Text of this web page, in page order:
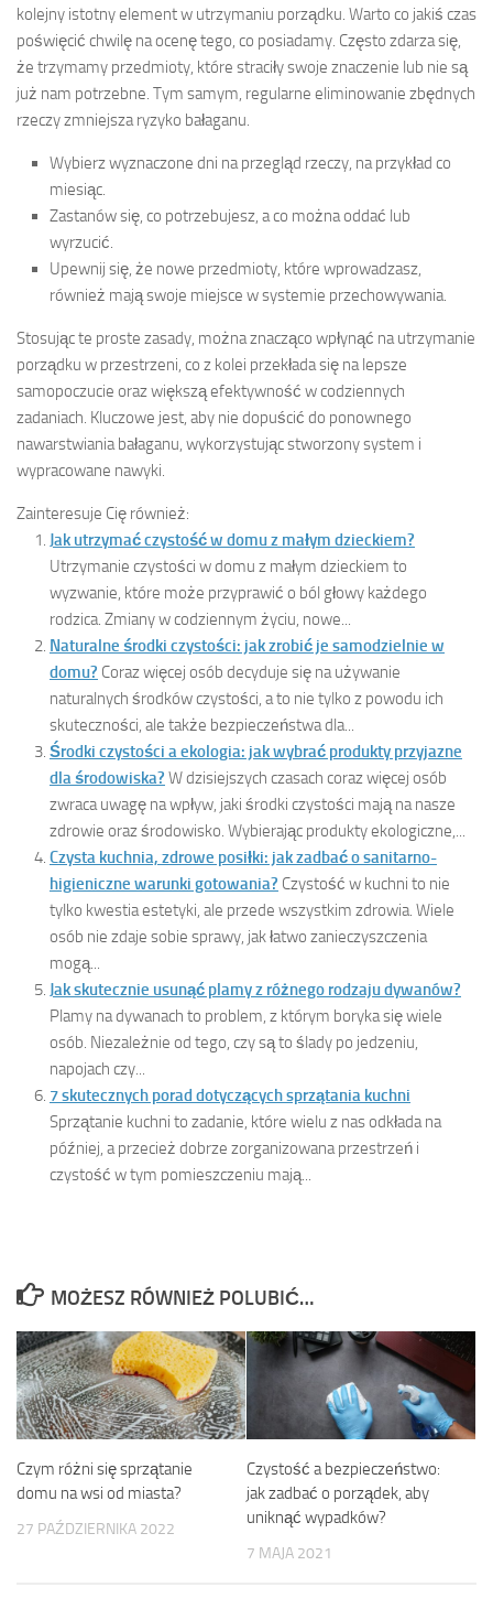
kolejny istotny element w utrzymaniu porządku. Warto co jakiś czas
poświęcić chwilę na ocenę tego, co posiadamy. Często zdarza się,
że trzymamy przedmioty, które straciły swoje znaczenie lub nie są
już nam potrzebne. Tym samym, regularne eliminowanie zbędnych
rzeczy zmniejsza ryzyko bałaganu.
Wybierz wyznaczone dni na przegląd rzeczy, na przykład co
miesiąc.
Zastanów się, co potrzebujesz, a co można oddać lub
wyrzucić.
Upewnij się, że nowe przedmioty, które wprowadzasz,
również mają swoje miejsce w systemie przechowywania.
Stosując te proste zasady, można znacząco wpłynąć na utrzymanie
porządku w przestrzeni, co z kolei przekłada się na lepsze
samopoczucie oraz większą efektywność w codziennych
zadaniach. Kluczowe jest, aby nie dopuścić do ponownego
nawarstwiania bałaganu, wykorzystując stworzony system i
wypracowane nawyki.
Zainteresuje Cię również:
Jak utrzymać czystość w domu z małym dzieckiem?
Utrzymanie czystości w domu z małym dzieckiem to
wyzwanie, które może przyprawić o ból głowy każdego
rodzica. Zmiany w codziennym życiu, nowe...
Naturalne środki czystości: jak zrobić je samodzielnie w
domu? Coraz więcej osób decyduje się na używanie
naturalnych środków czystości, a to nie tylko z powodu ich
skuteczności, ale także bezpieczeństwa dla...
Środki czystości a ekologia: jak wybrać produkty przyjazne
dla środowiska? W dzisiejszych czasach coraz więcej osób
zwraca uwagę na wpływ, jaki środki czystości mają na nasze
zdrowie oraz środowisko. Wybierając produkty ekologiczne,...
Czysta kuchnia, zdrowe posiłki: jak zadbać o sanitarno-
higieniczne warunki gotowania? Czystość w kuchni to nie
tylko kwestia estetyki, ale przede wszystkim zdrowia. Wiele
osób nie zdaje sobie sprawy, jak łatwo zanieczyszczenia
mogą...
Jak skutecznie usunąć plamy z różnego rodzaju dywanów?
Plamy na dywanach to problem, z którym boryka się wiele
osób. Niezależnie od tego, czy są to ślady po jedzeniu,
napojach czy...
7 skutecznych porad dotyczących sprzątania kuchni
Sprzątanie kuchni to zadanie, które wielu z nas odkłada na
później, a przecież dobrze zorganizowana przestrzeń i
czystość w tym pomieszczeniu mają...
MOŻESZ RÓWNIEŻ POLUBIĆ…
Czym różni się sprzątanie
domu na wsi od miasta?
27 PAŹDZIERNIKA 2022
Czystość a bezpieczeństwo:
jak zadbać o porządek, aby
uniknąć wypadków?
7 MAJA 2021